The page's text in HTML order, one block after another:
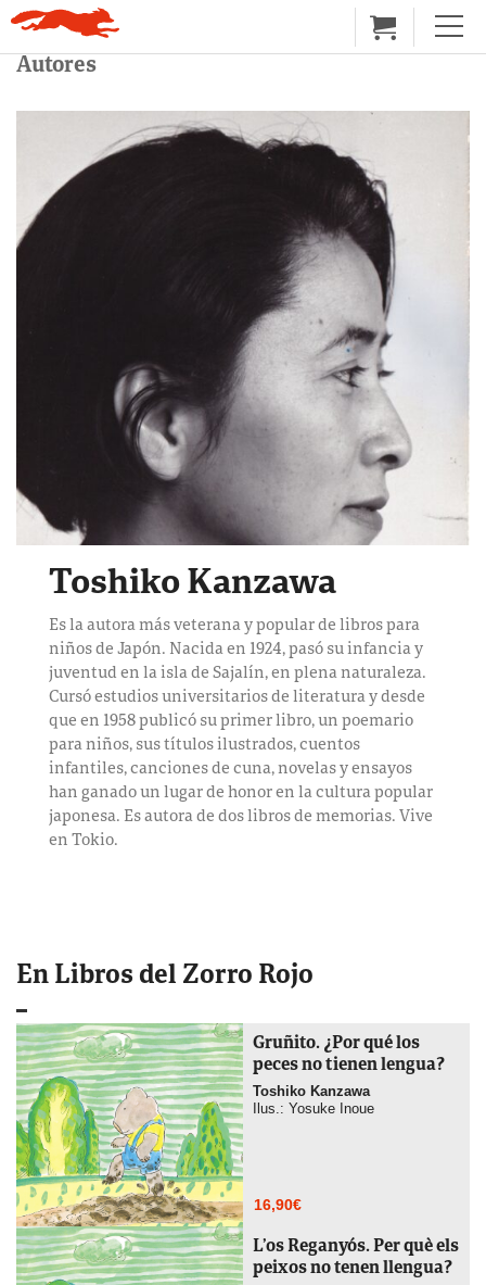
Autores
Toshiko Kanzawa
Es la autora más veterana y popular de libros para
niños de Japón. Nacida en 1924, pasó su infancia y
juventud en la isla de Sajalín, en plena naturaleza.
Cursó estudios universitarios de literatura y desde
que en 1958 publicó su primer libro, un poemario
para niños, sus títulos ilustrados, cuentos
infantiles, canciones de cuna, novelas y ensayos
han ganado un lugar de honor en la cultura popular
japonesa. Es autora de dos libros de memorias. Vive
en Tokio.
En Libros del Zorro Rojo
Gruñito. ¿Por qué los
peces no tienen lengua?
Toshiko Kanzawa
Ilus.: Yosuke Inoue
16,90€
L’os Reganyós. Per què els
peixos no tenen llengua?